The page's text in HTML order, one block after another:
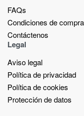
FAQs
Condiciones de compra
Contáctenos
Legal
Aviso legal
Política de privacidad
Política de cookies
Protección de datos